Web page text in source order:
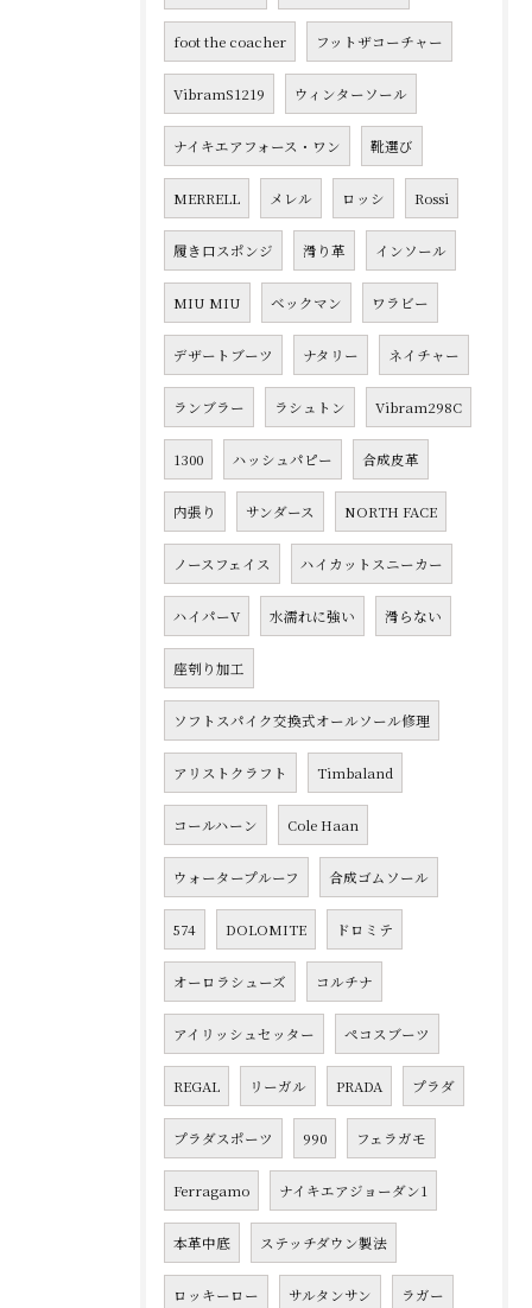
foot the coacher フットザコーチャー
VibramS1219 ウィンターソール
ナイキエアフォース・ワン 靴選び
MERRELL メレル ロッシ Rossi
履き口スポンジ 滑り革 インソール
MIU MIU ベックマン ワラビー
デザートブーツ ナタリー ネイチャー
ランブラー ラシュトン Vibram298C
1300 ハッシュパピー 合成皮革
内張り サンダース NORTH FACE
ノースフェイス ハイカットスニーカー
ハイパーV 水濡れに強い 滑らない
座刳り加工
ソフトスパイク交換式オールソール修理
アリストクラフト Timbaland
コールハーン Cole Haan
ウォータープルーフ 合成ゴムソール
574 DOLOMITE ドロミテ
オーロラシューズ コルチナ
アイリッシュセッター ペコスブーツ
REGAL リーガル PRADA プラダ
プラダスポーツ 990 フェラガモ
Ferragamo ナイキエアジョーダン1
本革中底 ステッチダウン製法
ロッキーロー サルタンサン ラガー